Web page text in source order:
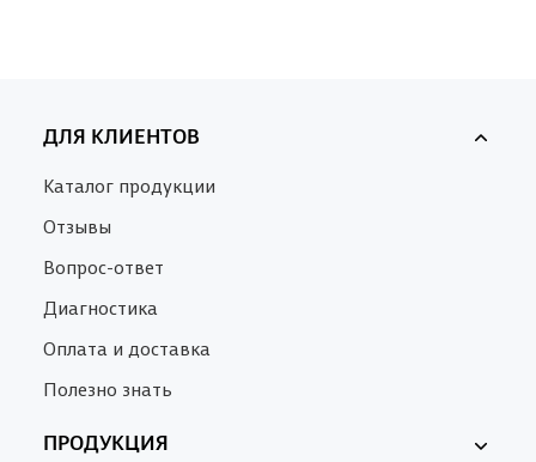
ДЛЯ КЛИЕНТОВ
Каталог продукции
Отзывы
Вопрос-ответ
Диагностика
Оплата и доставка
Полезно знать
ПРОДУКЦИЯ